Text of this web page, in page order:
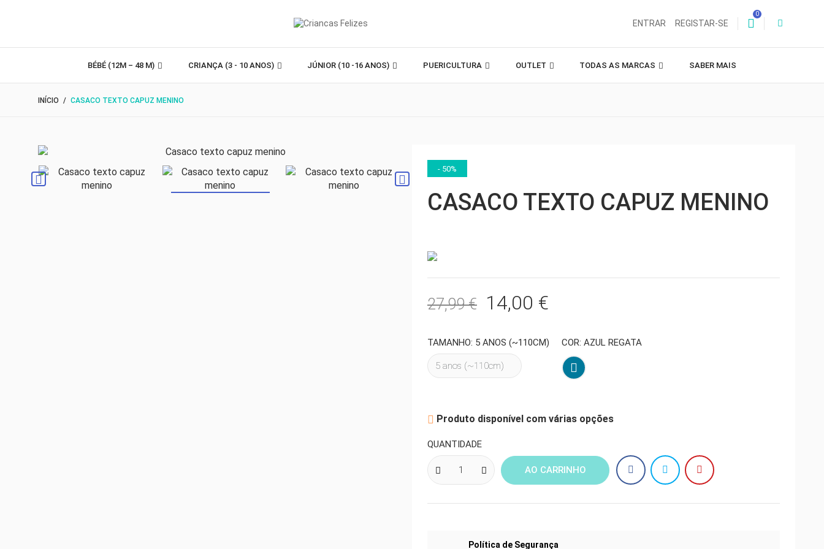
ENTRAR REGISTAR-SE
0
BÉBÉ (12M – 48 M) CRIANÇA (3 - 10 ANOS) JÚNIOR (10 -16 ANOS) PUERICULTURA OUTLET TODAS AS MARCAS SABER MAIS
INÍCIO CASACO TEXTO CAPUZ MENINO
- 50%
CASACO TEXTO CAPUZ MENINO
27,99 € 14,00 €
TAMANHO: 5 ANOS (~110CM) COR: AZUL REGATA
Azul
 Produto disponível com várias opções
QUANTIDADE
AO CARRINHO
Política de Segurança